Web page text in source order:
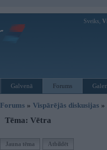
Sveiks,
Galvenā Forums
Forums » Vispārējās diskusijas »
Tēma: Vētra
Jauna tēma Atbildēt